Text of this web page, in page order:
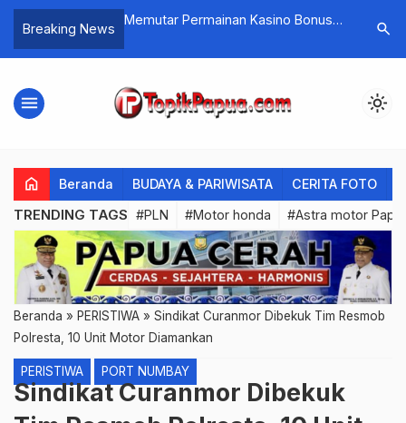
Breaking News
Warning..! Kasus Baru Meningkat
Papua Meninggal
Brigjen
search
menu light_mode
home Beranda BUDAYA & PARIWISATA CERITA FOTO
TRENDING TAGS #PLN #Motor honda #Astra motor
Beranda » PERISTIWA » Sindikat Curanmor Dibekuk Tim Resmob
Polresta, 10 Unit Motor Diamankan
PERISTIWA PORT NUMBAY
Sindikat Curanmor Dibekuk